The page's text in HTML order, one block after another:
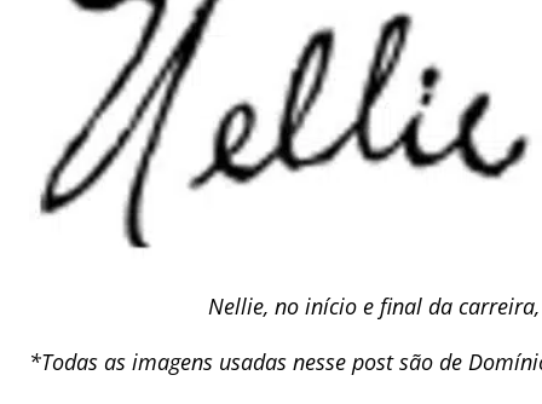
Nellie, no início e final da
*Todas as imagens usadas nesse post são de